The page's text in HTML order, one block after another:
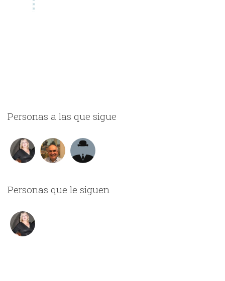
Personas a las que sigue
Personas que le siguen